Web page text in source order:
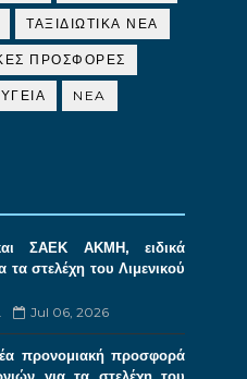
ΤΑΞΙΔΙΩΤΙΚΑ ΝΕΑ
ΠΡΟΣΦΟΡΕΣ
ΥΓΕΙΑ NEA
ΣΑΕΚ ΑΚΜΗ, ειδικά
τα στελέχη του Λιμενικού
Jul 06, 2026
προνομιακή προσφορά